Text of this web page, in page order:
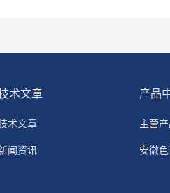
术文章
术文章
闻资讯
产品
主营
安徽